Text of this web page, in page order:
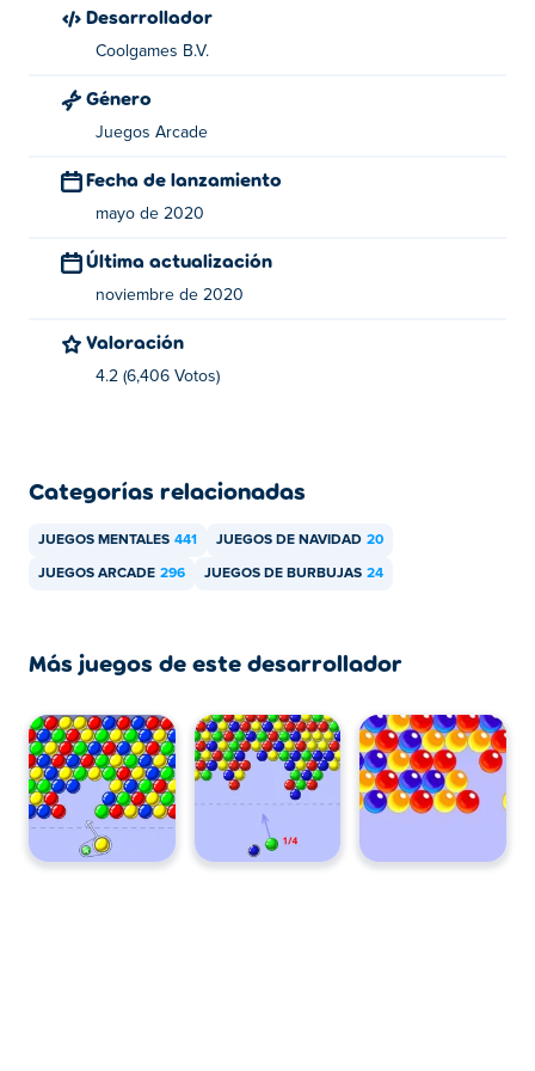
Desarrollador
Coolgames B.V.
Género
Juegos Arcade
Fecha de lanzamiento
mayo de 2020
Última actualización
noviembre de 2020
Valoración
4.2 (6,406 Votos)
Categorías relacionadas
JUEGOS MENTALES 441 JUEGOS DE NAVIDAD 20
JUEGOS ARCADE 296 JUEGOS DE BURBUJAS 24
Más juegos de este desarrollador